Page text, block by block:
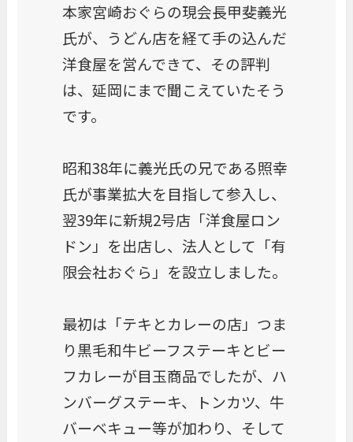
本家宮崎おぐらの現会長甲斐義光
氏が、うどん店を経て手の込んだ
洋食屋を営んできて、その評判
は、延岡にまで聞こえていたそう
です。
昭和38年に義光氏の兄である照幸
氏が事業拡大を目指して参入し、
翌39年に新規2号店「洋食屋ロン
ドン」を出店し、法人として「有
限会社おぐら」を設立しました。
最初は「テキとカレーの店」つま
り黒毛和牛ビーフステーキとビー
フカレーが目玉商品でしたが、ハ
ンバーグステーキ、トンカツ、牛
バーベキュー等が加わり、そして